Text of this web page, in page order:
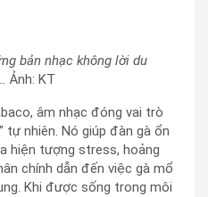
bản nhạc không lời du
Ảnh: KT
âm nhạc đóng vai trò
tự nhiên. Nó giúp đàn gà ổn
hiện tượng stress, hoảng
chính dẫn đến việc gà mổ
Khi được sống trong môi